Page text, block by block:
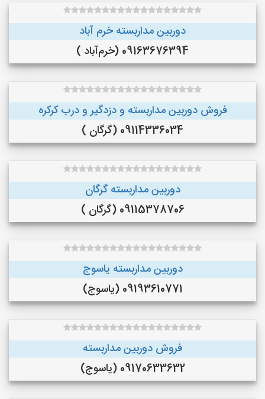
دوربین مداربسته خرم آباد
09163676394 (خرم‌آباد )
فروش دوربین مداربسته و دزدگیر و درب کرکره
09114336034 (گرگان )
دوربین مداربسته گرگان
09115378706 (گرگان )
دوربین مداربسته یاسوج
09193610771 (یاسوج)
فروش دوربین مداربسته
09170633632 (یاسوج)